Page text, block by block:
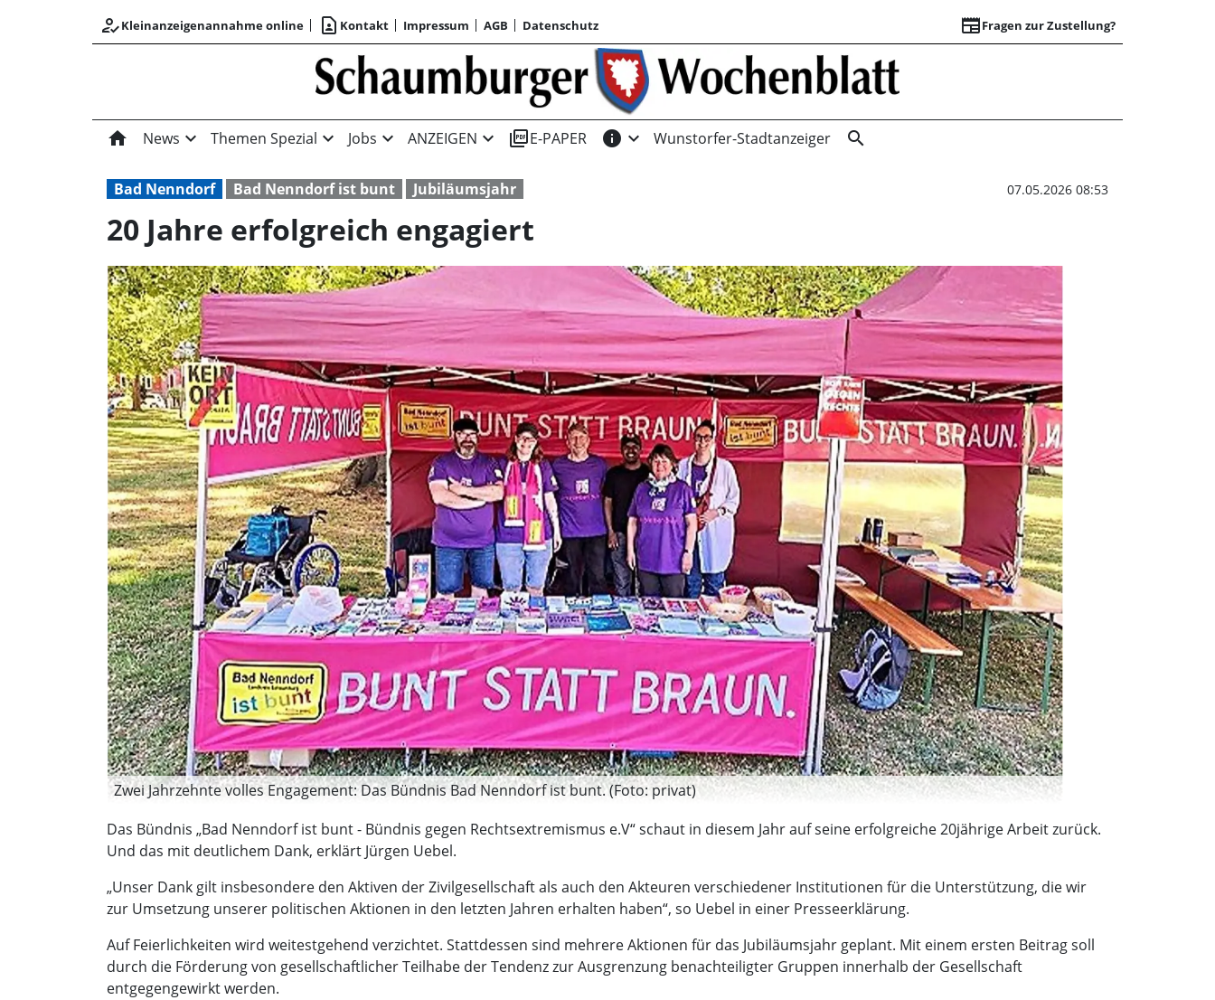
how_to_regKleinanzeigenannahme online contact_page Kontakt Impressum AGB Datenschutz newspaperFragen zur Zustellung?
20 Jahre
home News expand_more Themen Spezial expand_more Jobs expand_more ANZEIGEN expand_more picture_as_pdfE-PAPER info expand_more Wunstorfer-Stadtanzeiger search
Bad Nenndorf Bad Nenndorf ist bunt Jubiläumsjahr 07.05.2026 08:53
20 Jahre erfolgreich engagiert
Zwei Jahrzehnte volles Engagement: Das Bündnis Bad Nenndorf ist bunt. (Foto: privat)
Das Bündnis „Bad Nenndorf ist bunt - Bündnis gegen Rechtsextremismus e.V“ schaut in diesem Jahr auf seine erfolgreiche 20jährige Arbeit zurück.
Und das mit deutlichem Dank, erklärt Jürgen Uebel.
„Unser Dank gilt insbesondere den Aktiven der Zivilgesellschaft als auch den Akteuren verschiedener Institutionen für die Unterstützung, die wir
zur Umsetzung unserer politischen Aktionen in den letzten Jahren erhalten haben“, so Uebel in einer Presseerklärung.
Auf Feierlichkeiten wird weitestgehend verzichtet. Stattdessen sind mehrere Aktionen für das Jubiläumsjahr geplant. Mit einem ersten Beitrag soll
durch die Förderung von gesellschaftlicher Teilhabe der Tendenz zur Ausgrenzung benachteiligter Gruppen innerhalb der Gesellschaft
entgegengewirkt werden.